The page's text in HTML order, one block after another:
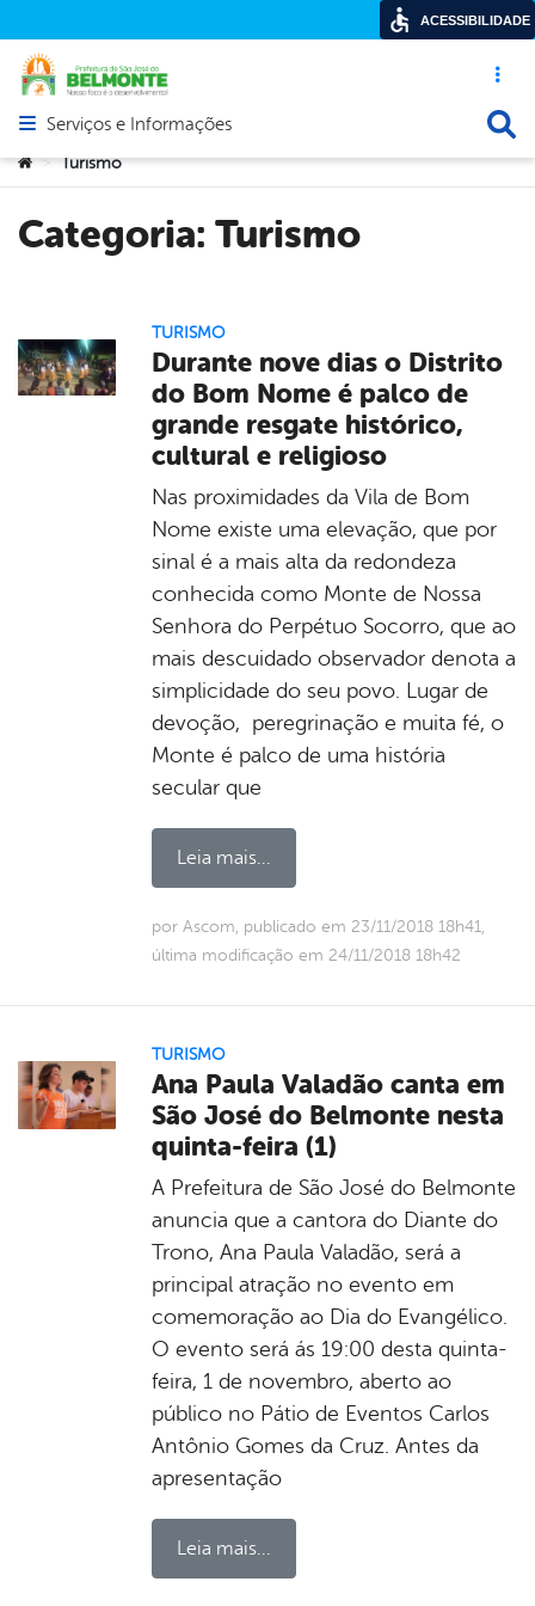
Acesso
Abrir menu principal de navegação
Serviços e Informações
Você está aqui:
> Turismo
Categoria: Turismo
TURISMO
Durante nove dias o Distrito
do Bom Nome é palco de
grande resgate histórico,
cultural e religioso
Nas proximidades da Vila de Bom
Nome existe uma elevação, que por
sinal é a mais alta da redondeza
conhecida como Monte de Nossa
Senhora do Perpétuo Socorro, que ao
mais descuidado observador denota a
simplicidade do seu povo. Lugar de
devoção, peregrinação e muita fé, o
Monte é palco de uma história
secular que
Leia mais...
por Ascom, publicado em 23/11/2018 18h41,
última modificação em 24/11/2018 18h42
TURISMO
Ana Paula Valadão canta em
São José do Belmonte nesta
quinta-feira (1)
A Prefeitura de São José do Belmonte
anuncia que a cantora do Diante do
Trono, Ana Paula Valadão, será a
principal atração no evento em
comemoração ao Dia do Evangélico.
O evento será ás 19:00 desta quinta-
feira, 1 de novembro, aberto ao
público no Pátio de Eventos Carlos
Antônio Gomes da Cruz. Antes da
apresentação
Leia mais...
ACESSIBILIDADE